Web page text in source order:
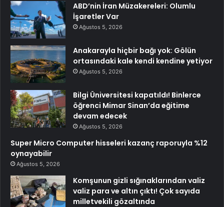
ABD’nin İran Müzakereleri: Olumlu
İşaretler Var
Ağustos 5, 2026
Anakarayla hiçbir bağı yok: Gölün
ortasındaki kale kendi kendine yetiyor
Ağustos 5, 2026
Bilgi Üniversitesi kapatıldı! Binlerce
öğrenci Mimar Sinan’da eğitime
devam edecek
Ağustos 5, 2026
Super Micro Computer hisseleri kazanç raporuyla %12
oynayabilir
Ağustos 5, 2026
Komşunun gizli sığınaklarından valiz
valiz para ve altın çıktı! Çok sayıda
milletvekili gözaltında